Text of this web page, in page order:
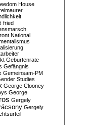
House
fried
National
Geburtenrate
Gefängnis
Gemeinsam-PM
Studies
George Clooney
George
Gergely
Gergely